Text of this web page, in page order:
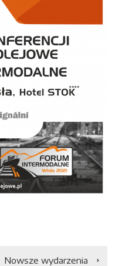
Nowsze wydarzenia